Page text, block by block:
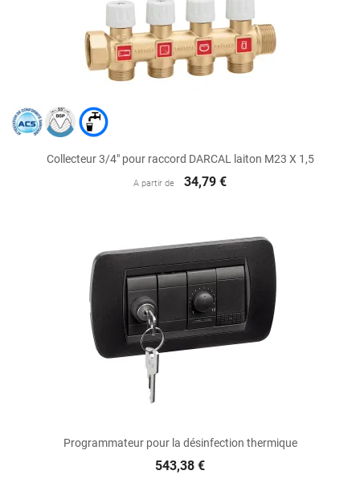
Collecteur 3/4" pour raccord DARCAL laiton M23 X 1,5
A partir de 34,79 €
Programmateur pour la désinfection thermique
543,38 €